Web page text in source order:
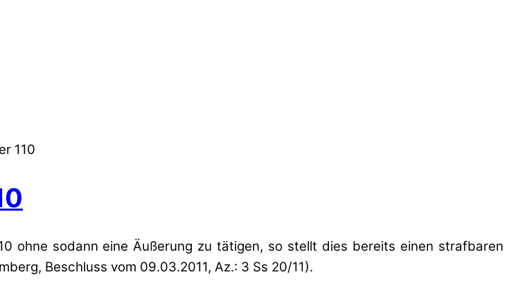
110
ohne sodann eine Äußerung zu tätigen, so stellt dies bereits einen strafbaren
Beschluss vom 09.03.2011, Az.: 3 Ss 20/11).